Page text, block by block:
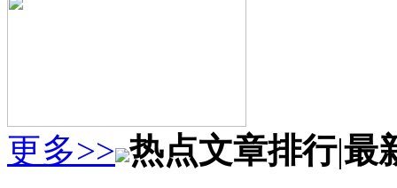
更多>> 热点文章排行|最